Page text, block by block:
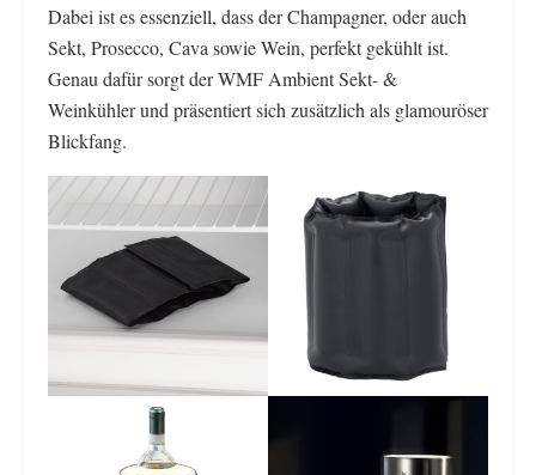
Dabei ist es essenziell, dass der Champagner, oder auch
Sekt, Prosecco, Cava sowie Wein, perfekt gekühlt ist.
Genau dafür sorgt der WMF Ambient Sekt- &
Weinkühler und präsentiert sich zusätzlich als glamouröser
Blickfang.